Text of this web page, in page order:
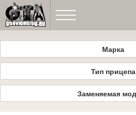
Марка
Тип прицепа
Заменяемая